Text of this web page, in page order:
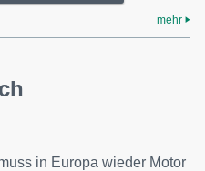
mehr
in Europa wieder Motor